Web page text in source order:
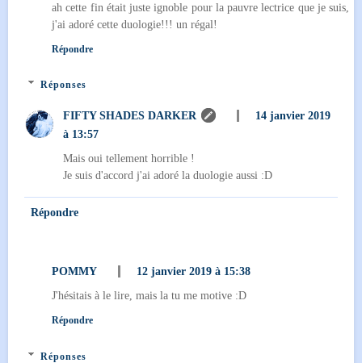
ah cette fin était juste ignoble pour la pauvre lectrice que je suis,
j'ai adoré cette duologie!!! un régal!
Répondre
Réponses
FIFTY SHADES DARKER
14 janvier 2019
à 13:57
Mais oui tellement horrible !
Je suis d'accord j'ai adoré la duologie aussi :D
Répondre
POMMY
12 janvier 2019 à 15:38
J'hésitais à le lire, mais la tu me motive :D
Répondre
Réponses